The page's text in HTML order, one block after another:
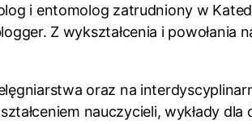
i entomolog zatrudniony w
Z wykształcenia i powołania
oraz na
nauczycieli, wykłady dla